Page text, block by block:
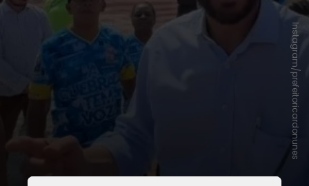
Instagram/prefeitoricardonunes